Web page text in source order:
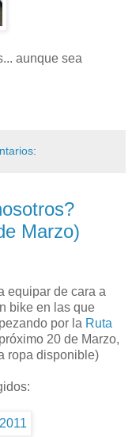
aunque sea
Marzo)
equipar de cara a
bike en las que
por la Ruta
20 de Marzo,
ropa disponible)